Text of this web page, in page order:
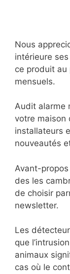
Nous
intérieure
ce produit
mensuels.
Audit alarme
votre maison
installateurs
nouveautés
Avant-propos
des les
de choisir
newsletter.
Les
que
animaux
cas où le